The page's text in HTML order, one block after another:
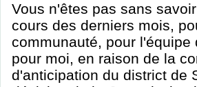
Vous n'êtes pas sans
cours des derniers mois,
communauté, pour
pour moi, en raison de la
d'anticipation du district de